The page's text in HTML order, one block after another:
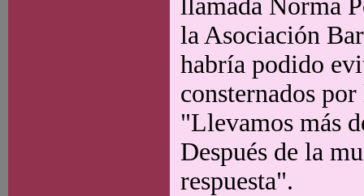
llamada Norma
la Asociación
habría podido
consternados
"Llevamos más
Después de la
respuesta".